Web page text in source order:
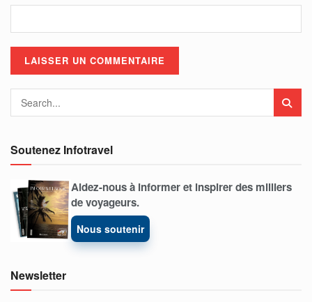
Soutenez Infotravel
Aidez-nous à informer et inspirer des milliers
de voyageurs.
Nous soutenir
Newsletter